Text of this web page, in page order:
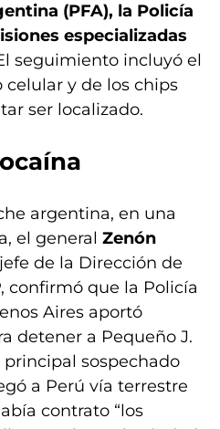
(PFA), la Policía
especializadas
seguimiento incluyó el
celular y de los chips
ser localizado.
argentina, en una
el general Zenón
jefe de la Dirección de
confirmó que la Policía
Aires aportó
detener a Pequeño J.
sospechado
a Perú vía terrestre
contrato “los